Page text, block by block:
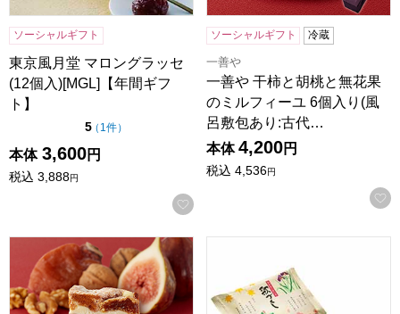
ソーシャルギフト
東京風月堂 マロングラッセ
(12個入)[MGL]【年間ギフ
ト】
5点（5点満点中）
（ 1件の評価
）
本体 3,600円
税込 3,888円
お気に入りに登録する
ソーシャルギフト 冷蔵
一善や
一善や 干柿と胡桃と無花果
のミルフィーユ 6個入り(風
呂敷包あり:古代…
本体 4,200円
税込 4,536円
一善や 干柿と胡桃と無花果のミルフィーユ 6個入り 1箱【年